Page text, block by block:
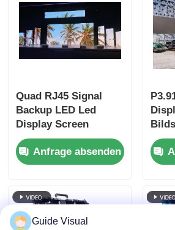
Quad RJ45 Signal
Backup LED Led
Display Screen
Billboard Rental
Custom
Anfrage absenden
OEM
Guide Visual